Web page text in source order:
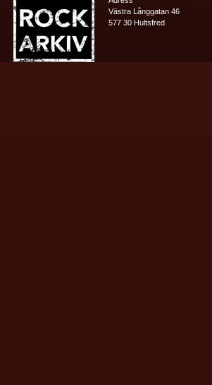
Västra Långgatan 46
577 30 Hultsfred